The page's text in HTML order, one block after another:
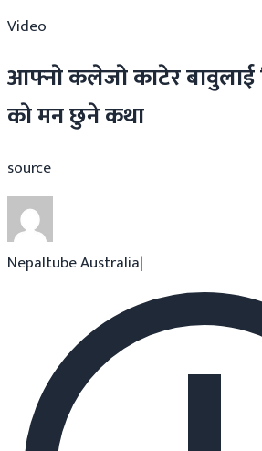
Video
आफ्नाे कलेजाे काटेर बावुलाई
काे मन छुने कथा
source
Nepaltube Australia|